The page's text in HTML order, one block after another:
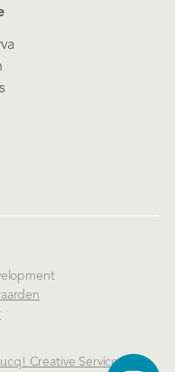
Creative Services